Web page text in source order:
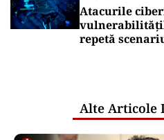
Atacurile
repetă
Alte Articole